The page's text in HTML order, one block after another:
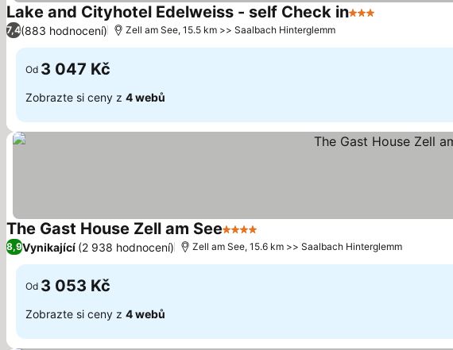
Lake and Cityhotel Edelweiss - self Check in3 Počet hvězdiček
7,4(883 hodnocení) Zell am See, 15.5 km >> Saalbach Hinterglemm
Od 3 047 Kč
Zobrazte si ceny z 4 webů
The Gast House Zell am See4 Počet hvězdiček
8,9Vynikající (2 938 hodnocení) Zell am See, 15.6 km >> Saalbach Hinterglemm
Od 3 053 Kč
Zobrazte si ceny z 4 webů